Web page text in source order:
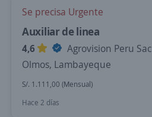
Se precisa Urgente
Auxiliar de linea
4,6
Agrovision Peru Sac
Olmos, Lambayeque
S/. 1.111,00 (Mensual)
Hace 2 días